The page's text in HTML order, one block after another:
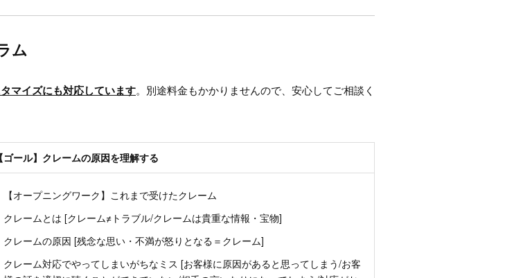
ム
マイズにも対応しています。別途料金もかかりませんので、安心してご相談く
【ゴール】クレームの原因を理解する
【オープニングワーク】これまで受けたクレーム
クレームとは [クレーム≠トラブル/クレームは貴重な情報・宝物]
クレームの原因 [残念な思い・不満が怒りとなる＝クレーム]
クレーム対応でやってしまいがちなミス [お客様に原因があると思ってしまう/お客